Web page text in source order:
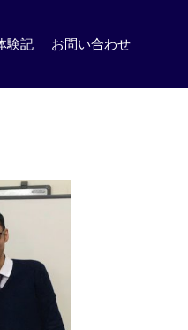
験記 お問い合わせ